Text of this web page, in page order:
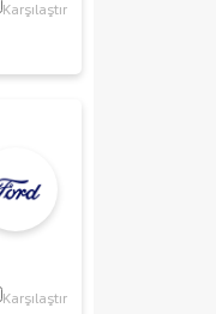
Karşılaştır
Karşılaştır